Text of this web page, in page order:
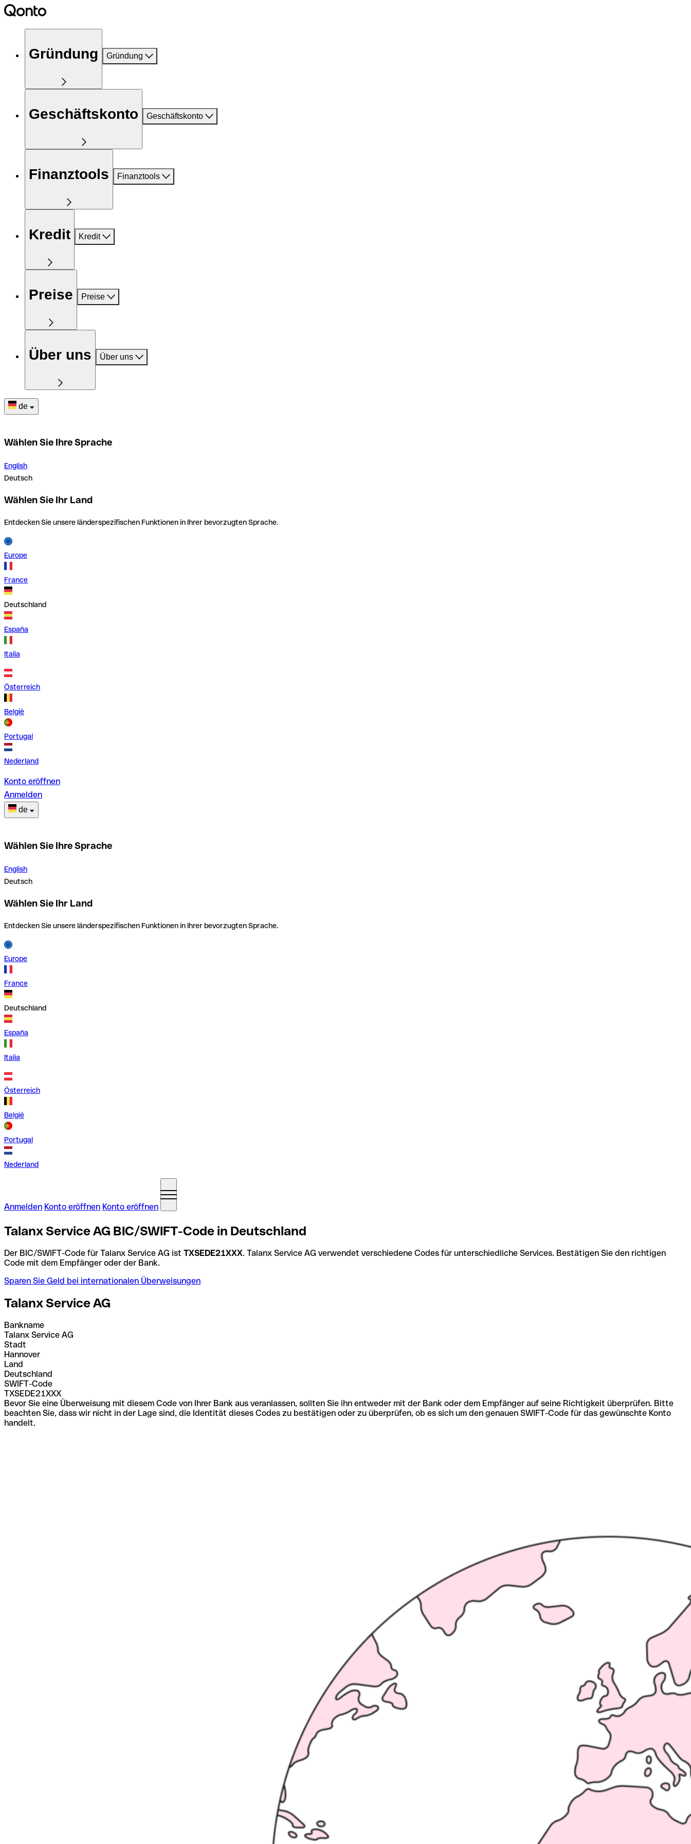
Gründung Gründung
Geschäftskonto Geschäftskonto
Finanztools Finanztools
Kredit Kredit
Preise Preise
Über uns Über uns
de
Wählen Sie Ihre Sprache
English
Deutsch
Wählen Sie Ihr Land
Entdecken Sie unsere länderspezifischen Funktionen in Ihrer bevorzugten Sprache.
Europe
France
Deutschland
España
Italia
Österreich
België
Portugal
Nederland
Konto eröffnen
Anmelden
de
Wählen Sie Ihre Sprache
English
Deutsch
Wählen Sie Ihr Land
Entdecken Sie unsere länderspezifischen Funktionen in Ihrer bevorzugten Sprache.
Europe
France
Deutschland
España
Italia
Österreich
België
Portugal
Nederland
Anmelden Konto eröffnen Konto eröffnen
Talanx Service AG BIC/SWIFT-Code in Deutschland
Der BIC/SWIFT-Code für Talanx Service AG ist TXSEDE21XXX. Talanx Service AG verwendet verschiedene Codes für unterschiedliche Services. Bestätigen Sie den richtigen
Code mit dem Empfänger oder der Bank.
Sparen Sie Geld bei internationalen Überweisungen
Talanx Service AG
Bankname
Talanx Service AG
Stadt
Hannover
Land
Deutschland
SWIFT-Code
TXSEDE21XXX
Bevor Sie eine Überweisung mit diesem Code von Ihrer Bank aus veranlassen, sollten Sie ihn entweder mit der Bank oder dem Empfänger auf seine Richtigkeit überprüfen. Bitte
beachten Sie, dass wir nicht in der Lage sind, die Identität dieses Codes zu bestätigen oder zu überprüfen, ob es sich um den genauen SWIFT-Code für das gewünschte Konto
handelt.